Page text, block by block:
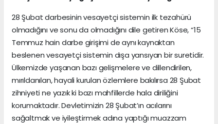
28 Şubat darbesinin vesayetçi sistemin ilk tezahürü
olmadığını ve sonu da olmadığını dile getiren Köse, “15
Temmuz hain darbe girişimi de aynı kaynaktan
beslenen vesayetçi sistemin dışa yansıyan bir suretidir.
Ülkemizde yaşanan bazı gelişmelere ve dillendirilen,
mırıldanılan, hayali kurulan özlemlere bakılırsa 28 Şubat
zihniyeti ne yazık ki bazı mahfillerde hala diriliğini
korumaktadır. Devletimizin 28 Şubat’ın acılarını
sağaltmak ve iyileştirmek adına yaptığı muazzam